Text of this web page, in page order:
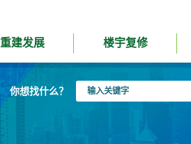
重建发展 楼宇复修
你想找什么？
入